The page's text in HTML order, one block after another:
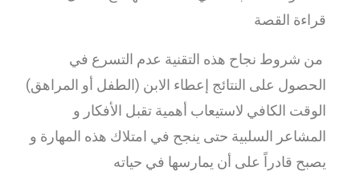
قراءة القصة
من شروط نجاح هذه التقنية عدم التسرع في
الحصول على النتائج إعطاء الابن (الطفل أو المراهق)
الوقت الكافي لاستيعاب أهمية تقبل الأفكار و
المشاعر السلبية حتى ينجح في امتلاك هذه المهارة و
يصبح قادراً على أن يمارسها في حياته